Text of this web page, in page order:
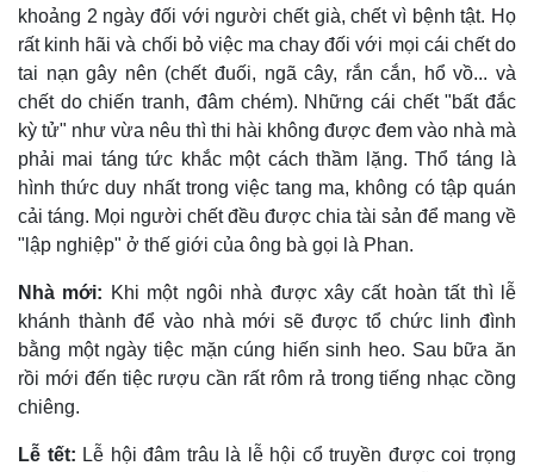
khoảng 2 ngày đối với người chết già, chết vì bệnh tật. Họ
rất kinh hãi và chối bỏ việc ma chay đối với mọi cái chết do
tai nạn gây nên (chết đuối, ngã cây, rắn cắn, hổ vồ... và
chết do chiến tranh, đâm chém). Những cái chết "bất đắc
kỳ tử" như vừa nêu thì thi hài không được đem vào nhà mà
phải mai táng tức khắc một cách thầm lặng. Thổ táng là
hình thức duy nhất trong việc tang ma, không có tập quán
cải táng. Mọi người chết đều được chia tài sản để mang về
"lập nghiệp" ở thế giới của ông bà gọi là Phan.
Nhà mới: Khi một ngôi nhà được xây cất hoàn tất thì lễ
khánh thành để vào nhà mới sẽ được tổ chức linh đình
bằng một ngày tiệc mặn cúng hiến sinh heo. Sau bữa ăn
rồi mới đến tiệc rượu cần rất rôm rả trong tiếng nhạc cồng
chiêng.
Lễ tết: Lễ hội đâm trâu là lễ hội cổ truyền được coi trọng